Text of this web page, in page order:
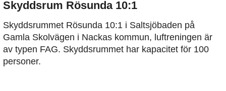
Skyddsrum Rösunda 10:1
Skyddsrummet Rösunda 10:1 i Saltsjöbaden på
Gamla Skolvägen i Nackas kommun, luftreningen är
av typen FAG. Skyddsrummet har kapacitet för 100
personer.